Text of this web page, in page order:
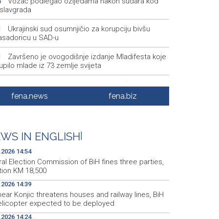
Ukrajinski sud osumnjičio za korupciju bivšu
u SAD-u
Završeno je ovogodišnje izdanje Mladifesta koje
mlade iz 73 zemlje svijeta
Toplotni val primorao Rumuniju i Mađarsku na
štednje električne energije
Vlada FBiH - 530.000 KM za oblast kulture i
te vjerske institucije
fena.news fena.biz
IN ENGLISH
14:54
Election Commission of BiH fines three parties,
KM 18,500
14:39
Konjic threatens houses and railway lines, BiH
expected to be deployed
14:24